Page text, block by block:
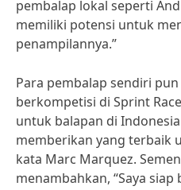
pembalap lokal seperti
memiliki potensi untuk
penampilannya.”
Para pembalap sendiri
berkompetisi di Sprint
untuk balapan di
memberikan yang terbaik
kata Marc Marquez.
menambahkan, “Saya